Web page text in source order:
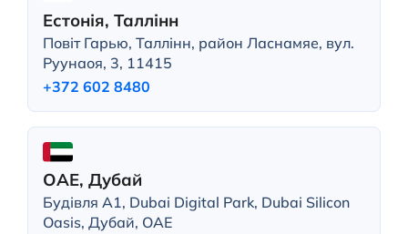
Естонія, Таллінн
Повіт Гарью, Таллінн, район Ласнамяе, вул.
Руунаоя, 3, 11415
+372 602 8480
ОАЕ, Дубай
Будівля A1, Dubai Digital Park, Dubai Silicon
Oasis, Дубай, ОАЕ